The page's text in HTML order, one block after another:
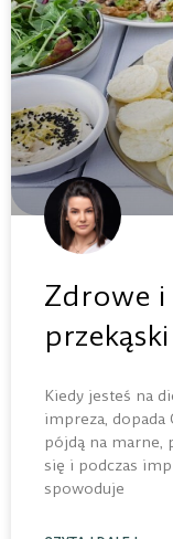
Zdrowe
przekąski
Kiedy jesteś na
impreza, dopada
pójdą na marne,
się i podczas
spowoduje